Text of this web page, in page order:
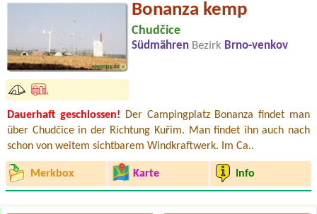
Bonanza kemp
Chudčice
Südmähren Bezirk Brno-venkov
Dauerhaft geschlossen! Der Campingplatz Bonanza findet man
über Chudčice in der Richtung Kuřim. Man findet ihn auch nach
schon von weitem sichtbarem Windkraftwerk. Im Ca..
Merkbox Karte Info